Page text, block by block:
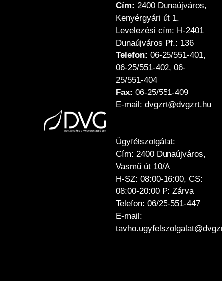
Cím: 2400 Dunaújváros,
Kenyérgyári út 1.
Levelezési cím: H-2401
Dunaújváros Pf.: 136
Telefon: 06-25/551-401,
06-25/551-402, 06-
25/551-404
Fax: 06-25/551-409
E-mail: dvgzrt@dvgzrt.hu
Ügyfélszolgálat:
Cím: 2400 Dunaújváros,
Vasmű út 10/A
H-SZ: 08:00-16:00, CS:
08:00-20:00 P: Zárva
Telefon: 06/25-551-447
E-mail: